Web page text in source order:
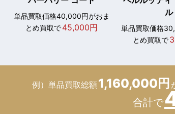
単品買取価格40,000円がおま
とめ買取で45,000円
ル
単品買取価格
とめ買取で
例）単品買取総額1,160,000円
合計で